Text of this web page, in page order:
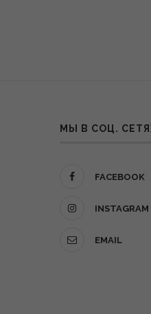
МЫ В СОЦ.
FACEBOOK
INSTAGRAM
EMAIL